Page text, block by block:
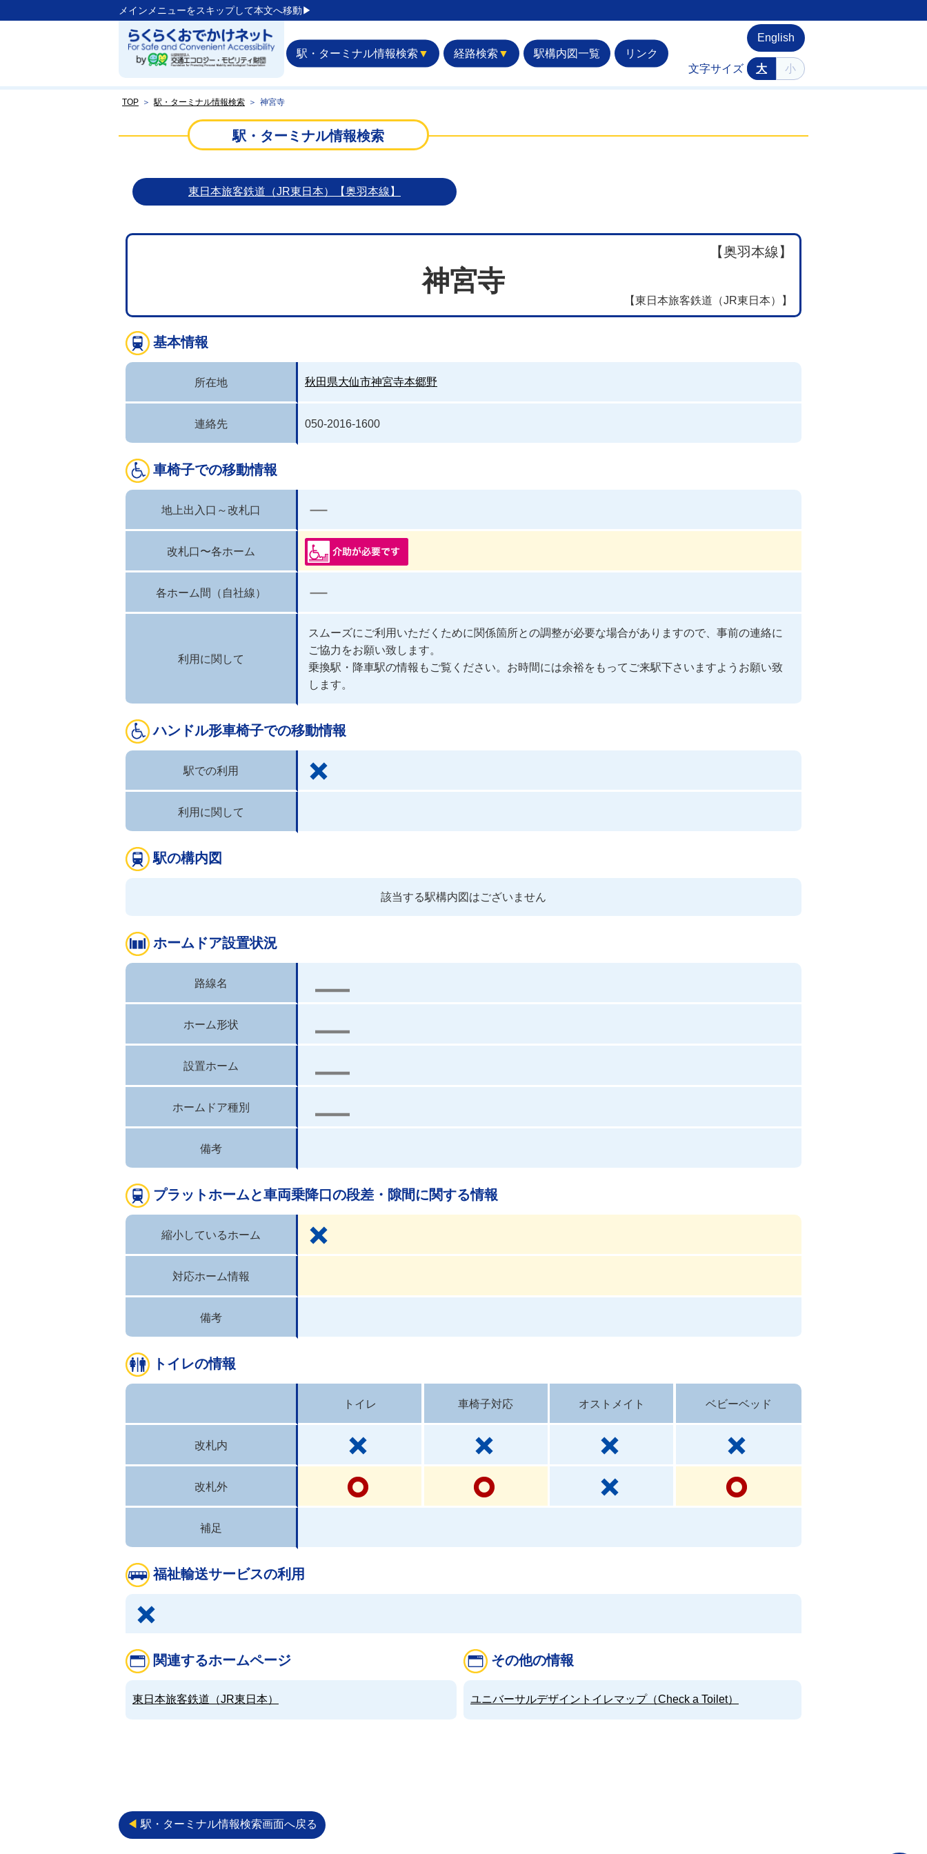
メインメニューをスキップして本文へ移動▶︎
駅・ターミナル情報検索 ▼ 経路検索 ▼ 駅構内図一覧 リンク
English
文字サイズ 大 小
TOP ＞ 駅・ターミナル情報検索 ＞ 神宮寺
駅・ターミナル情報検索
東日本旅客鉄道（JR東日本）【奥羽本線】
【奥羽本線】
神宮寺
【東日本旅客鉄道（JR東日本）】
基本情報
所在地 秋田県大仙市神宮寺本郷野
連絡先 050-2016-1600
車椅子での移動情報
地上出入口～改札口
改札口〜各ホーム
各ホーム間（自社線）
利用に関して
スムーズにご利用いただくために関係箇所との調整が必要な場合がありますので、事前の連絡に
ご協力をお願い致します。
乗換駅・降車駅の情報もご覧ください。お時間には余裕をもってご来駅下さいますようお願い致
します。
ハンドル形車椅子での移動情報
駅での利用
利用に関して
駅の構内図
該当する駅構内図はございません
ホームドア設置状況
路線名
ホーム形状
設置ホーム
ホームドア種別
備考
プラットホームと車両乗降口の段差・隙間に関する情報
縮小しているホーム
対応ホーム情報
備考
トイレの情報
改札内
改札外
トイレ 車椅子対応 オストメイト ベビーベッド
補足
福祉輸送サービスの利用
関連するホームページ
東日本旅客鉄道（JR東日本）
その他の情報
ユニバーサルデザイントイレマップ（Check a Toilet）
◀︎ 駅・ターミナル情報検索画面へ戻る